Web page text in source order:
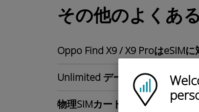
Ubigi logo
その他のよくあ
Oppo Find X9 / X9 ProはeSIM
Unlimited データプランとは？
物理SIMカードなしの iPhone